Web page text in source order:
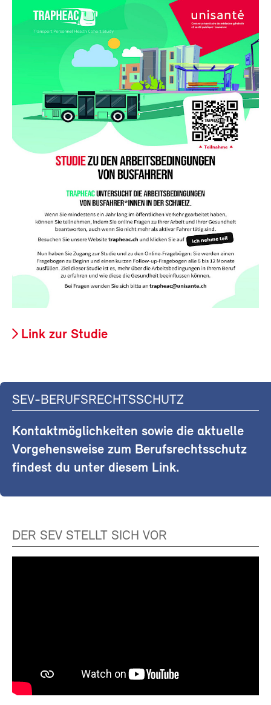
Link zur Studie
SEV-BERUFSRECHTSSCHUTZ
Kontaktmöglichkeiten sowie die aktuelle
Vorgehensweise zum Berufsrechtsschutz
findest du unter diesem Link.
DER SEV STELLT SICH VOR